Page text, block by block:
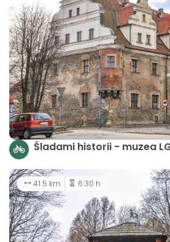
Śladami historii - muzea
41.5 km 6:30 h